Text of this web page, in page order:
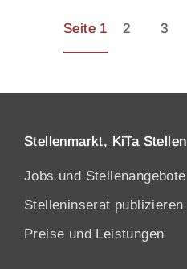
Seite 1 2 3
Stellenmarkt, KiTa Stellen
Jobs und Stellenangebote
Stelleninserat publizieren
Preise und Leistungen